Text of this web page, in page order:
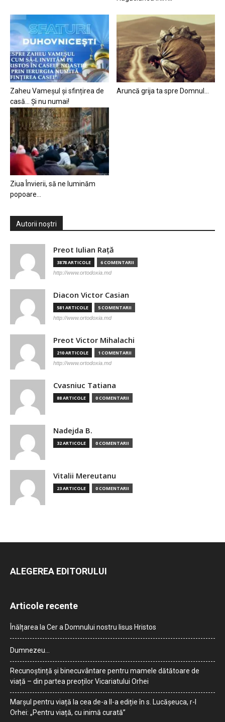
Zaheu Vameșul și sfințirea de
casă… Și nu numai!
Aruncă grija ta spre Domnul…
Ziua Învierii, să ne luminăm
popoare…
Autorii noștri
Preot Iulian Raţă
3878 ARTICOLE 6 COMENTARII
http://www.ortodoxia.md
Diacon Victor Casian
581 ARTICOLE 5 COMENTARII
http://www.ortodoxia.md
Preot Victor Mihalachi
210 ARTICOLE 1 COMENTARII
http://www.ortodoxia.md
Cvasniuc Tatiana
88 ARTICOLE 0 COMENTARII
Nadejda B.
32 ARTICOLE 0 COMENTARII
Vitalii Mereutanu
23 ARTICOLE 0 COMENTARII
ALEGEREA EDITORULUI
Articole recente
Înălțarea la Cer a Domnului nostru Iisus Hristos
Dumnezeu…
Recunoștință și binecuvântare pentru mamele dătătoare de
viață – din partea preoților Vicariatului Orhei
Marșul pentru viață la cea de-a II-a ediție în s. Lucășeuca, r-l
Orhei: „Pentru viață, cu inimă curată”